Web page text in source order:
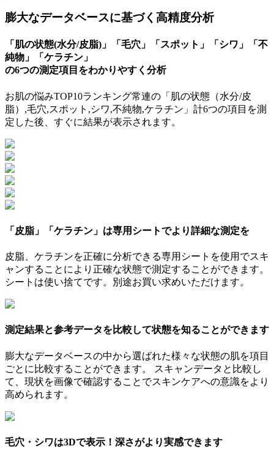
膨大なデータベースに基づく高精度分析
「肌の状態(水分/皮脂)」「毛穴」「スポット」「シワ」「不
純物」「ケラチン」
の6つの測定項目をわかりやすく分析
お肌の悩みTOP10ランキング常連の「肌の状態（水分/皮
脂）,毛穴,スポット,シワ,不純物,ケラチン」計6つの項目を測
定した後、すぐに結果が表示されます。
「皮脂」「ケラチン」は専用シートでより詳細な測定を
皮脂、ケラチンを正確に分析できる専用シートを使用でスキ
ャンすることにより正確な状態で測定することができます。
シートは使い捨てです。別途お買い求めいただけます。
測定結果と参考データを比較して状態を知ることができます
膨大なデータベースの中から選ばれた様々な状態の肌を項目
ごとに比較することができます。 スキャンデータと比較し
て、現状を画像で確認することでスキンケアへの意識をより
高められます。
毛穴・シワは3Dで表示！深さがより実感できます